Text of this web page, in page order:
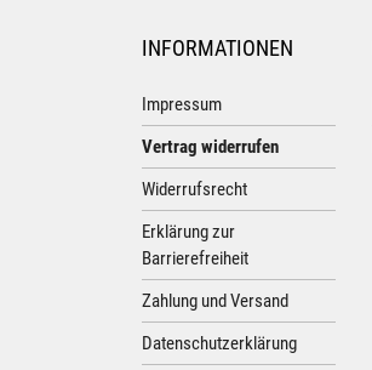
INFORMATIONEN
Impressum
Vertrag widerrufen
Widerrufsrecht
Erklärung zur
Barrierefreiheit
Zahlung und Versand
Datenschutzerklärung